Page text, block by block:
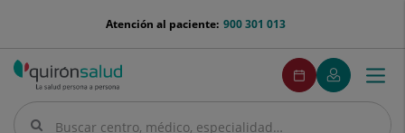
menu-
900 301 013
Atención al paciente:
Buscar
Buscar
menuPedirCita
Pedir
cita
Mi
Quirónsalud
Menú